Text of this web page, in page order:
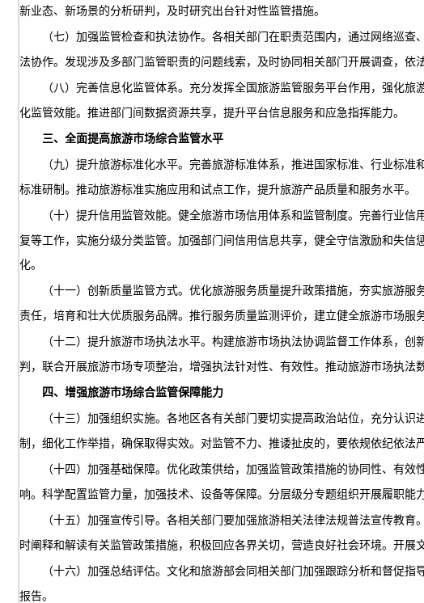
新业态、新场景的分析研判，及时研究出台针对性监管措施。
（七）加强监管检查和执法协作。 各相关部门在职责范围内，通过网络巡查
法协作。发现涉及多部门监管职责的问题线索，及时协同相关部门开展调查，依
（八）完善信息化监管体系。 充分发挥全国旅游监管服务平台作用，强化旅
化监管效能。推进部门间数据资源共享，提升平台信息服务和应急指挥能力。
三、全面提高旅游市场综合监管水平
（九）提升旅游标准化水平。 完善旅游标准体系，推进国家标准、行业标准
标准研制。推动旅游标准实施应用和试点工作，提升旅游产品质量和服务水平。
（十）提升信用监管效能。 健全旅游市场信用体系和监管制度。完善行业信
复等工作，实施分级分类监管。加强部门间信用信息共享，健全守信激励和失
化。
（十一）创新质量监管方式。 优化旅游服务质量提升政策措施，夯实旅游服
责任，培育和壮大优质服务品牌。推行服务质量监测评价，建立健全旅游市场服
（十二）提升旅游市场执法水平。 构建旅游市场执法协调监督工作体系，创
判，联合开展旅游市场专项整治，增强执法针对性、有效性。推动旅游市场执法
四、增强旅游市场综合监管保障能力
（十三）加强组织实施。 各地区各有关部门要切实提高政治站位，充分认
制，细化工作举措，确保取得实效。对监管不力、推诿扯皮的，要依规依纪依法
（十四）加强基础保障。 优化政策供给，加强监管政策措施的协同性、有
响。科学配置监管力量，加强技术、设备等保障。分层级分专题组织开展履职能
（十五）加强宣传引导。 各相关部门要加强旅游相关法律法规普法宣传教育
时阐释和解读有关监管政策措施，积极回应各界关切，营造良好社会环境。开展
（十六）加强总结评估。 文化和旅游部会同相关部门加强跟踪分析和督促
报告。